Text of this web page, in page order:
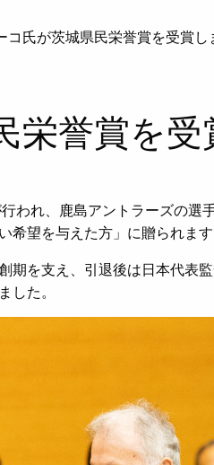
コ氏が茨城県民栄誉賞を受賞し
栄誉賞を
われ、 鹿島アントラーズの選
望を与えた方」に贈られます
を支え、引退後は日本代表
た。